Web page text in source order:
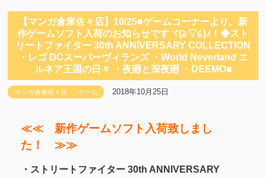
【マンガ倉庫佐々店】10/25■ゲームコーナーより、新
作ゲームソフト入荷のお知らせですヾ(≧▽≦)ﾉ！◆スト
リートファイター 30th ANNIVERSARY COLLECTION
・レゴ DCスーパーヴィランズ ・World Neverland エ
ルネア王国の日々 ・夜廻と深夜廻 ・DEEMO■
マンガ倉庫佐々店 ゲーム 2018年10月25日
≪≪ 新作ゲームソフト入荷致しまし
た！ ≫≫
・ストリートファイター 30th ANNIVERSARY